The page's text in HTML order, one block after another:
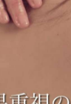
生活にアロマ
マッサージ
なライフスタ
マッサージ
を高めるた
果的な手
クス効果
プラスの
ます。この